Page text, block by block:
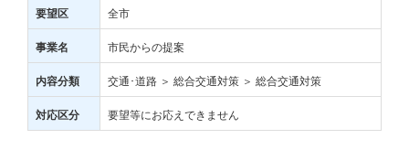
要望区 全市
事業名 市民からの提案
内容分類 交通･道路 ＞ 総合交通対策 ＞ 総合交通対策
対応区分 要望等にお応えできません